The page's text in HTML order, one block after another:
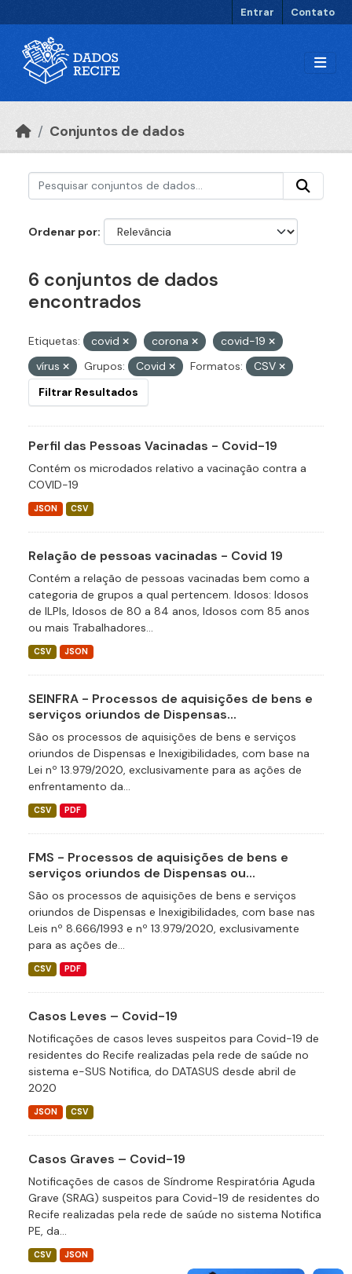
Entrar Contato
Conjuntos de dados
Ordenar por
6 conjuntos de dados
encontrados
Etiquetas: covid corona
covid-19
vírus
Grupos: Covid Formatos:
CSV
Filtrar Resultados
Perfil das Pessoas Vacinadas - Covid-19
Contém os microdados relativo a vacinação contra a
COVID-19
JSON CSV
Relação de pessoas vacinadas - Covid 19
Contém a relação de pessoas vacinadas bem como a
categoria de grupos a qual pertencem. Idosos: Idosos
de ILPIs, Idosos de 80 a 84 anos, Idosos com 85 anos
ou mais Trabalhadores...
CSV JSON
SEINFRA - Processos de aquisições de bens e
serviços oriundos de Dispensas...
São os processos de aquisições de bens e serviços
oriundos de Dispensas e Inexigibilidades, com base na
Lei nº 13.979/2020, exclusivamente para as ações de
enfrentamento da...
CSV PDF
FMS - Processos de aquisições de bens e
serviços oriundos de Dispensas ou...
São os processos de aquisições de bens e serviços
oriundos de Dispensas e Inexigibilidades, com base nas
Leis nº 8.666/1993 e nº 13.979/2020, exclusivamente
para as ações de...
CSV PDF
Casos Leves – Covid-19
Notificações de casos leves suspeitos para Covid-19 de
residentes do Recife realizadas pela rede de saúde no
sistema e-SUS Notifica, do DATASUS desde abril de
2020
JSON CSV
Casos Graves – Covid-19
Notificações de casos de Síndrome Respiratória Aguda
Grave (SRAG) suspeitos para Covid-19 de residentes do
Recife realizadas pela rede de saúde no sistema Notifica
PE, da...
CSV JSON